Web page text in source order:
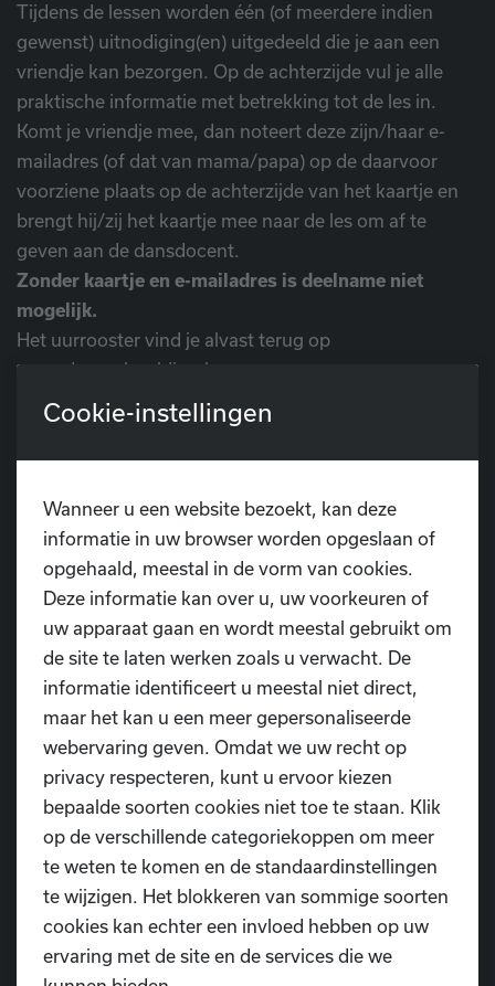
Tijdens de lessen worden één (of meerdere indien
gewenst) uitnodiging(en) uitgedeeld die je aan een
vriendje kan bezorgen. Op de achterzijde vul je alle
praktische informatie met betrekking tot de les in.
Komt je vriendje mee, dan noteert deze zijn/haar e-
mailadres (of dat van mama/papa) op de daarvoor
voorziene plaats op de achterzijde van het kaartje en
brengt hij/zij het kaartje mee naar de les om af te
geven aan de dansdocent.
Zonder kaartje en e-mailadres is deelname niet
mogelijk.
Het uurrooster vind je alvast terug op
www.dansschooldiop.be.
Breng dus al je vriendjes mee, zo maken we er een
superfijne dansles van!
Download het kaartje
Cookie-instellingen
Wanneer u een website bezoekt, kan deze
informatie in uw browser worden opgeslaan of
opgehaald, meestal in de vorm van cookies.
Deze informatie kan over u, uw voorkeuren of
uw apparaat gaan en wordt meestal gebruikt om
de site te laten werken zoals u verwacht. De
informatie identificeert u meestal niet direct,
maar het kan u een meer gepersonaliseerde
webervaring geven. Omdat we uw recht op
privacy respecteren, kunt u ervoor kiezen
bepaalde soorten cookies niet toe te staan. Klik
op de verschillende categoriekoppen om meer
te weten te komen en de standaardinstellingen
te wijzigen. Het blokkeren van sommige soorten
cookies kan echter een invloed hebben op uw
ervaring met de site en de services die we
Heb je nog vragen?
Contacteer ons